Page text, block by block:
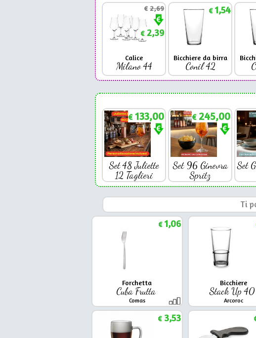
€2,69
€2,39
Calice
Milano 44
€1,54
Bicchiere da birra
Conil 42
€133,00
Set 48 Juliette
12 Taglieri
€245,00
Set 96 Ginevra
Spritz
Set
Ti
Forchetta
Cuba Frutta
Comas
€1,06
Bicchiere
Stack Up 40
Arcoroc
€3,53